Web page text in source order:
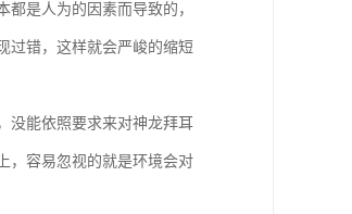
是人为的因素而导致的，
过错，这样就会严峻的缩短
没能依照要求来对神龙拜耳
，容易忽视的就是环境会对